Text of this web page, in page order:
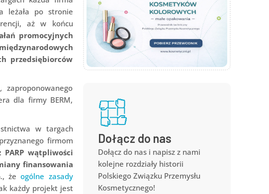
leżała po stronie
aż w końcu
promocyjnych
przedsiębiorców
dla firmy BERM,
w targach
firmom
wątpliwości
finansowania
żeogólne zasady
każdy projekt jest
Dołącz do nas
Dołącz do nas i napisz z nami
kolejne rozdziały historii
Polskiego Związku Przemysłu
Kosmetycznego!